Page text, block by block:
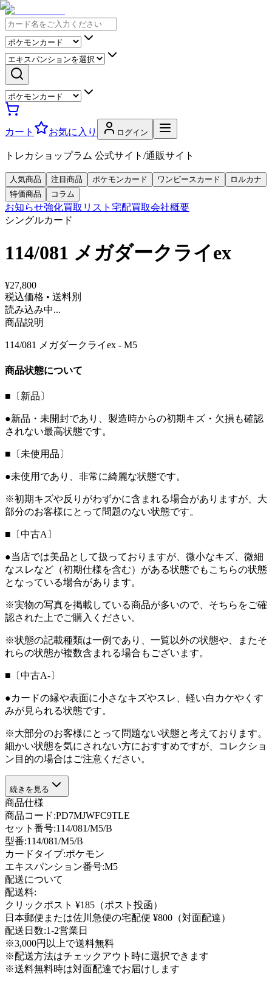
カート お気に入り ログイン
トレカショップラム 公式サイト/通販サイト
人気商品 注目商品 ポケモンカード ワンピースカード
ロルカナ
特価商品
コラム
お知らせ強化買取リスト 宅配買取会社概要
シングルカード
114/081 メガダークライex
¥27,800
税込価格 • 送料別
読み込み中...
商品説明
114/081 メガダークライex - M5
商品状態について
■〔新品〕
●新品・未開封であり、製造時からの初期キズ・欠損も確認
されない最高状態です。
■〔未使用品〕
●未使用であり、非常に綺麗な状態です。
※初期キズや反りがわずかに含まれる場合がありますが、大
部分のお客様にとって問題のない状態です。
■〔中古A〕
●当店では美品として扱っておりますが、微小なキズ、微細
なスレなど（初期仕様を含む）がある状態でもこちらの状態
となっている場合があります。
※実物の写真を掲載している商品が多いので、そちらをご確
認された上でご購入ください。
※状態の記載種類は一例であり、一覧以外の状態や、またそ
れらの状態が複数含まれる場合もございます。
■〔中古A-〕
●カードの縁や表面に小さなキズやスレ、軽い白カケやくす
みが見られる状態です。
※大部分のお客様にとって問題ない状態と考えております。
細かい状態を気にされない方におすすめですが、コレクショ
ン目的の場合はご注意ください。
続きを見る
商品仕様
商品コード:PD7MJWFC9TLE
セット番号:114/081/M5/B
型番:114/081/M5/B
カードタイプ:ポケモン
エキスパンション番号:M5
配送について
配送料:
クリックポスト ¥185（ポスト投函）
日本郵便または佐川急便の宅配便 ¥800（対面配達）
配送日数:1-2営業日
※3,000円以上で送料無料
※配送方法はチェックアウト時に選択できます
※送料無料時は対面配達でお届けします